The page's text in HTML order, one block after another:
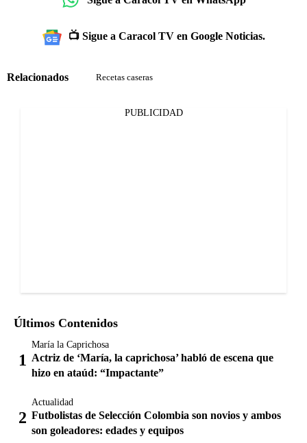
📺 Sigue a Caracol TV en Google Noticias.
Relacionados Recetas caseras
PUBLICIDAD
Últimos Contenidos
María la Caprichosa
Actriz de ‘María, la caprichosa’ habló de escena que
hizo en ataúd: “Impactante”
Actualidad
Futbolistas de Selección Colombia son novios y ambos
son goleadores: edades y equipos